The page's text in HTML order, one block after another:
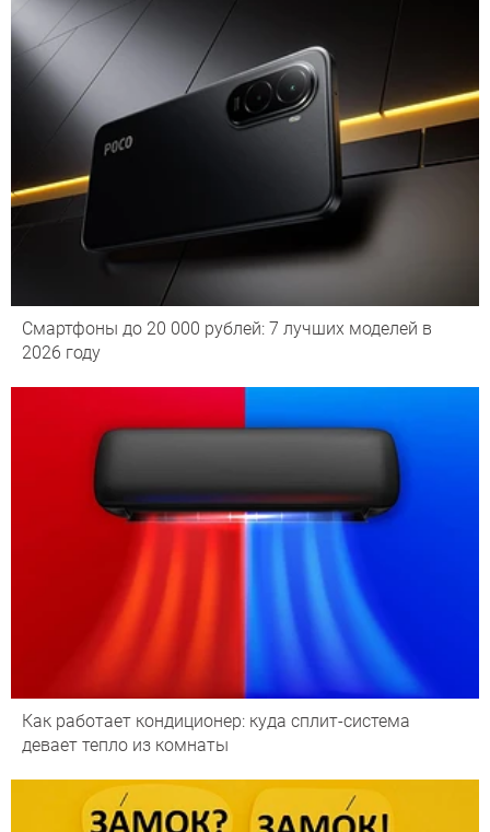
Смартфоны до 20 000 рублей: 7 лучших моделей в
2026 году
Как работает кондиционер: куда сплит-система
девает тепло из комнаты